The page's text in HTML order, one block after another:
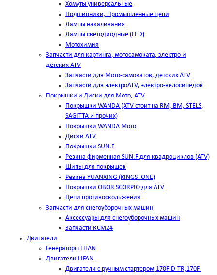
Хомуты универсальные
Подшипники, Промышленные цепи
Лампы накаливания
Лампы светодиодные (LED)
Мотохимия
Запчасти для картинга, мотосамоката, электро и
детских ATV
Запчасти для Мото-самокатов, детских ATV
Запчасти для электроATV, электро-велосипедов
Покрышки и Диски для Мото, ATV
Покрышки WANDA (АТV стоит на RM, BM, STELS,
SAGITTA и прочих)
Покрышки WANDA Мото
Диски ATV
Покрышки SUN.F
Резина фирменная SUN.F для квадроциклов (АТV)
Шипы для покрышек
Резина YUANXING (KINGSTONE)
Покрышки OBOR SCORPIO для ATV
Цепи противоскольжения
Запчасти для снегоуборочных машин
Аксессуары для снегоуборочных машин
Запчасти КСМ24
Двигатели
Генераторы LIFAN
Двигатели LIFAN
Двигатели с ручным стартером,170F-D-TR,170F-